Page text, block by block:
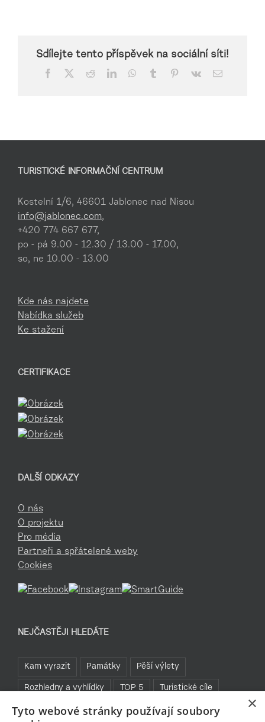
Sdílejte tento příspěvek na sociální síti!
Facebook RedditLinkedInWhatsApp
Tumblr Pinterest
Vk
E-
TURISTICKÉ INFORMAČNÍ CENTRUM
Kostelní 1/6, 46601 Jablonec nad Nisou
info@jablonec.com,
+420 774 667 677,
po - pá 9.00 - 12.30 / 13.00 - 17.00,
so, ne 10.00 - 13.00
Kde nás najdete
Nabídka služeb
Ke stažení
CERTIFIKACE
DALŠÍ ODKAZY
O nás
O projektu
Pro média
Partneři a spřátelené weby
Cookies
NEJČASTĚJI HLEDÁTE
Kam vyrazit Památky Pěší výlety
Rozhledny a vyhlídky TOP 5 Turistické cíle
Sklo a bižuterie Jablonecká přehrada Rozhledny ×
Tyto webové stránky používají soubory